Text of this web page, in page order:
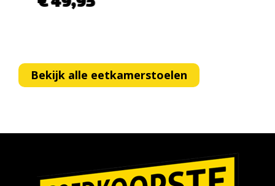
Bekijk alle eetkamerstoelen